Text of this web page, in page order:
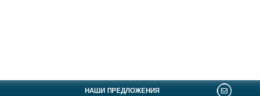
НАШИ ПРЕДЛОЖЕНИЯ